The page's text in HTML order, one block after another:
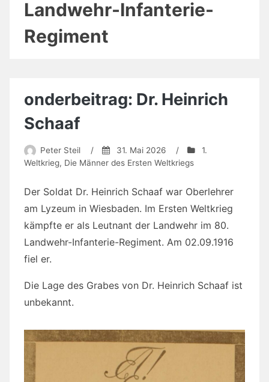
Landwehr-Infanterie-
Regiment
onderbeitrag: Dr. Heinrich
Schaaf
Peter Steil / 31. Mai 2026 /
1.
Weltkrieg, Die Männer des Ersten Weltkriegs
Der Soldat Dr. Heinrich Schaaf war Oberlehrer
am Lyzeum in Wiesbaden. Im Ersten Weltkrieg
kämpfte er als Leutnant der Landwehr im 80.
Landwehr-Infanterie-Regiment. Am 02.09.1916
fiel er.
Die Lage des Grabes von Dr. Heinrich Schaaf ist
unbekannt.